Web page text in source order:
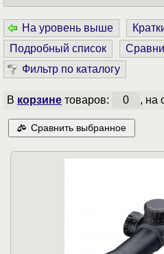
На уровень выше
Подробный список
Фильтр по каталогу
В корзинетоваров: 0 , на
Сравнить выбранное